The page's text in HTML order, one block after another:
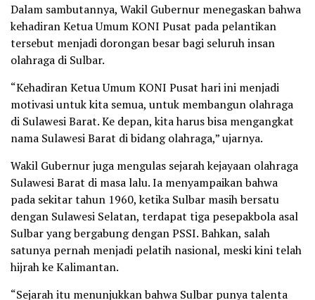
Dalam sambutannya, Wakil Gubernur menegaskan bahwa
kehadiran Ketua Umum KONI Pusat pada pelantikan
tersebut menjadi dorongan besar bagi seluruh insan
olahraga di Sulbar.
“Kehadiran Ketua Umum KONI Pusat hari ini menjadi
motivasi untuk kita semua, untuk membangun olahraga
di Sulawesi Barat. Ke depan, kita harus bisa mengangkat
nama Sulawesi Barat di bidang olahraga,” ujarnya.
Wakil Gubernur juga mengulas sejarah kejayaan olahraga
Sulawesi Barat di masa lalu. Ia menyampaikan bahwa
pada sekitar tahun 1960, ketika Sulbar masih bersatu
dengan Sulawesi Selatan, terdapat tiga pesepakbola asal
Sulbar yang bergabung dengan PSSI. Bahkan, salah
satunya pernah menjadi pelatih nasional, meski kini telah
hijrah ke Kalimantan.
“Sejarah itu menunjukkan bahwa Sulbar punya talenta